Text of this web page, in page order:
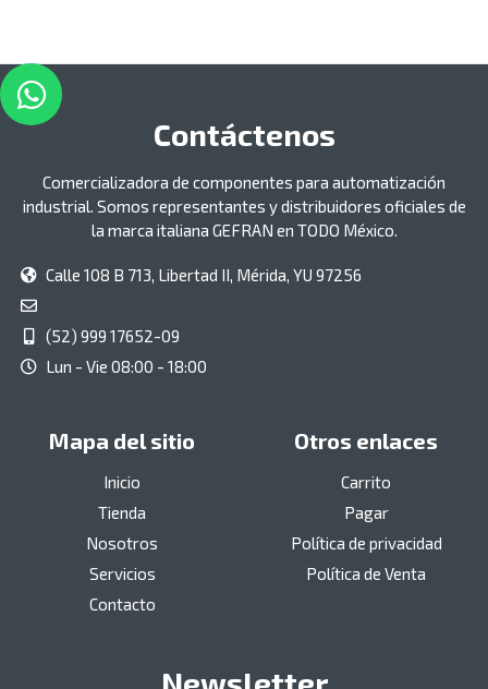
Contáctenos
Comercializadora de componentes para automatización
industrial. Somos representantes y distribuidores oficiales de
la marca italiana GEFRAN en TODO México.
Calle 108 B 713, Libertad II, Mérida, YU 97256
(52) 999 17652-09
Lun - Vie 08:00 - 18:00
Mapa del sitio
Inicio
Tienda
Nosotros
Servicios
Contacto
Otros enlaces
Carrito
Pagar
Política de privacidad
Política de Venta